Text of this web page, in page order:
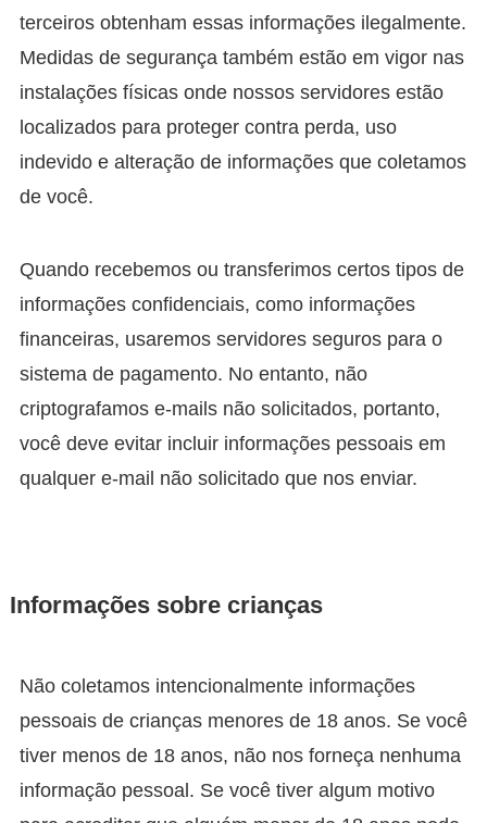
terceiros obtenham essas informações ilegalmente.
Medidas de segurança também estão em vigor nas
instalações físicas onde nossos servidores estão
localizados para proteger contra perda, uso
indevido e alteração de informações que coletamos
de você.
Quando recebemos ou transferimos certos tipos de
informações confidenciais, como informações
financeiras, usaremos servidores seguros para o
sistema de pagamento. No entanto, não
criptografamos e-mails não solicitados, portanto,
você deve evitar incluir informações pessoais em
qualquer e-mail não solicitado que nos enviar.
Informações sobre crianças
Não coletamos intencionalmente informações
pessoais de crianças menores de 18 anos. Se você
tiver menos de 18 anos, não nos forneça nenhuma
informação pessoal. Se você tiver algum motivo